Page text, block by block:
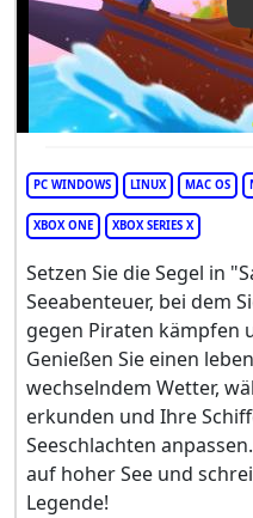
PC WINDOWS LINUX MAC OS
XBOX ONE XBOX SERIES X
Setzen Sie die Segel in
Seeabenteuer, bei dem
gegen Piraten kämpfen
Genießen Sie einen
wechselndem Wetter,
erkunden und Ihre
Seeschlachten
auf hoher See und
Legende!